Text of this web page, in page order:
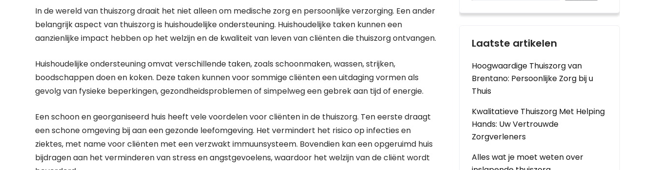
In de wereld van thuiszorg draait het niet alleen om medische zorg en persoonlijke verzorging. Een ander
belangrijk aspect van thuiszorg is huishoudelijke ondersteuning. Huishoudelijke taken kunnen een
aanzienlijke impact hebben op het welzijn en de kwaliteit van leven van cliënten die thuiszorg ontvangen.
Huishoudelijke ondersteuning omvat verschillende taken, zoals schoonmaken, wassen, strijken,
boodschappen doen en koken. Deze taken kunnen voor sommige cliënten een uitdaging vormen als
gevolg van fysieke beperkingen, gezondheidsproblemen of simpelweg een gebrek aan tijd of energie.
Een schoon en georganiseerd huis heeft vele voordelen voor cliënten in de thuiszorg. Ten eerste draagt
een schone omgeving bij aan een gezonde leefomgeving. Het vermindert het risico op infecties en
ziektes, met name voor cliënten met een verzwakt immuunsysteem. Bovendien kan een opgeruimd huis
bijdragen aan het verminderen van stress en angstgevoelens, waardoor het welzijn van de cliënt wordt
Laatste artikelen
Hoogwaardige Thuiszorg van
Brentano: Persoonlijke Zorg bij u
Thuis
Kwalitatieve Thuiszorg Met Helping
Hands: Uw Vertrouwde
Zorgverleners
Alles wat je moet weten over